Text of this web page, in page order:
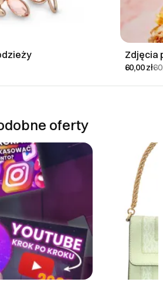
Zdjęcia
60,00 zł
oferty